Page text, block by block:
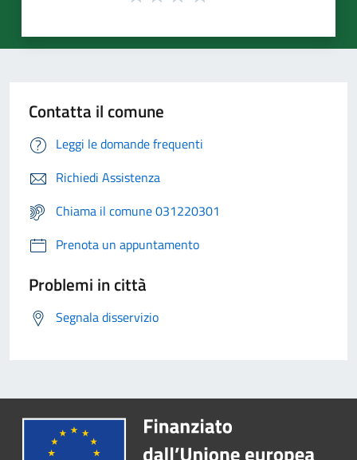
Contatta il comune
Leggi le domande frequenti
Richiedi Assistenza
Chiama il comune 031220301
Prenota un appuntamento
Problemi in città
Segnala disservizio